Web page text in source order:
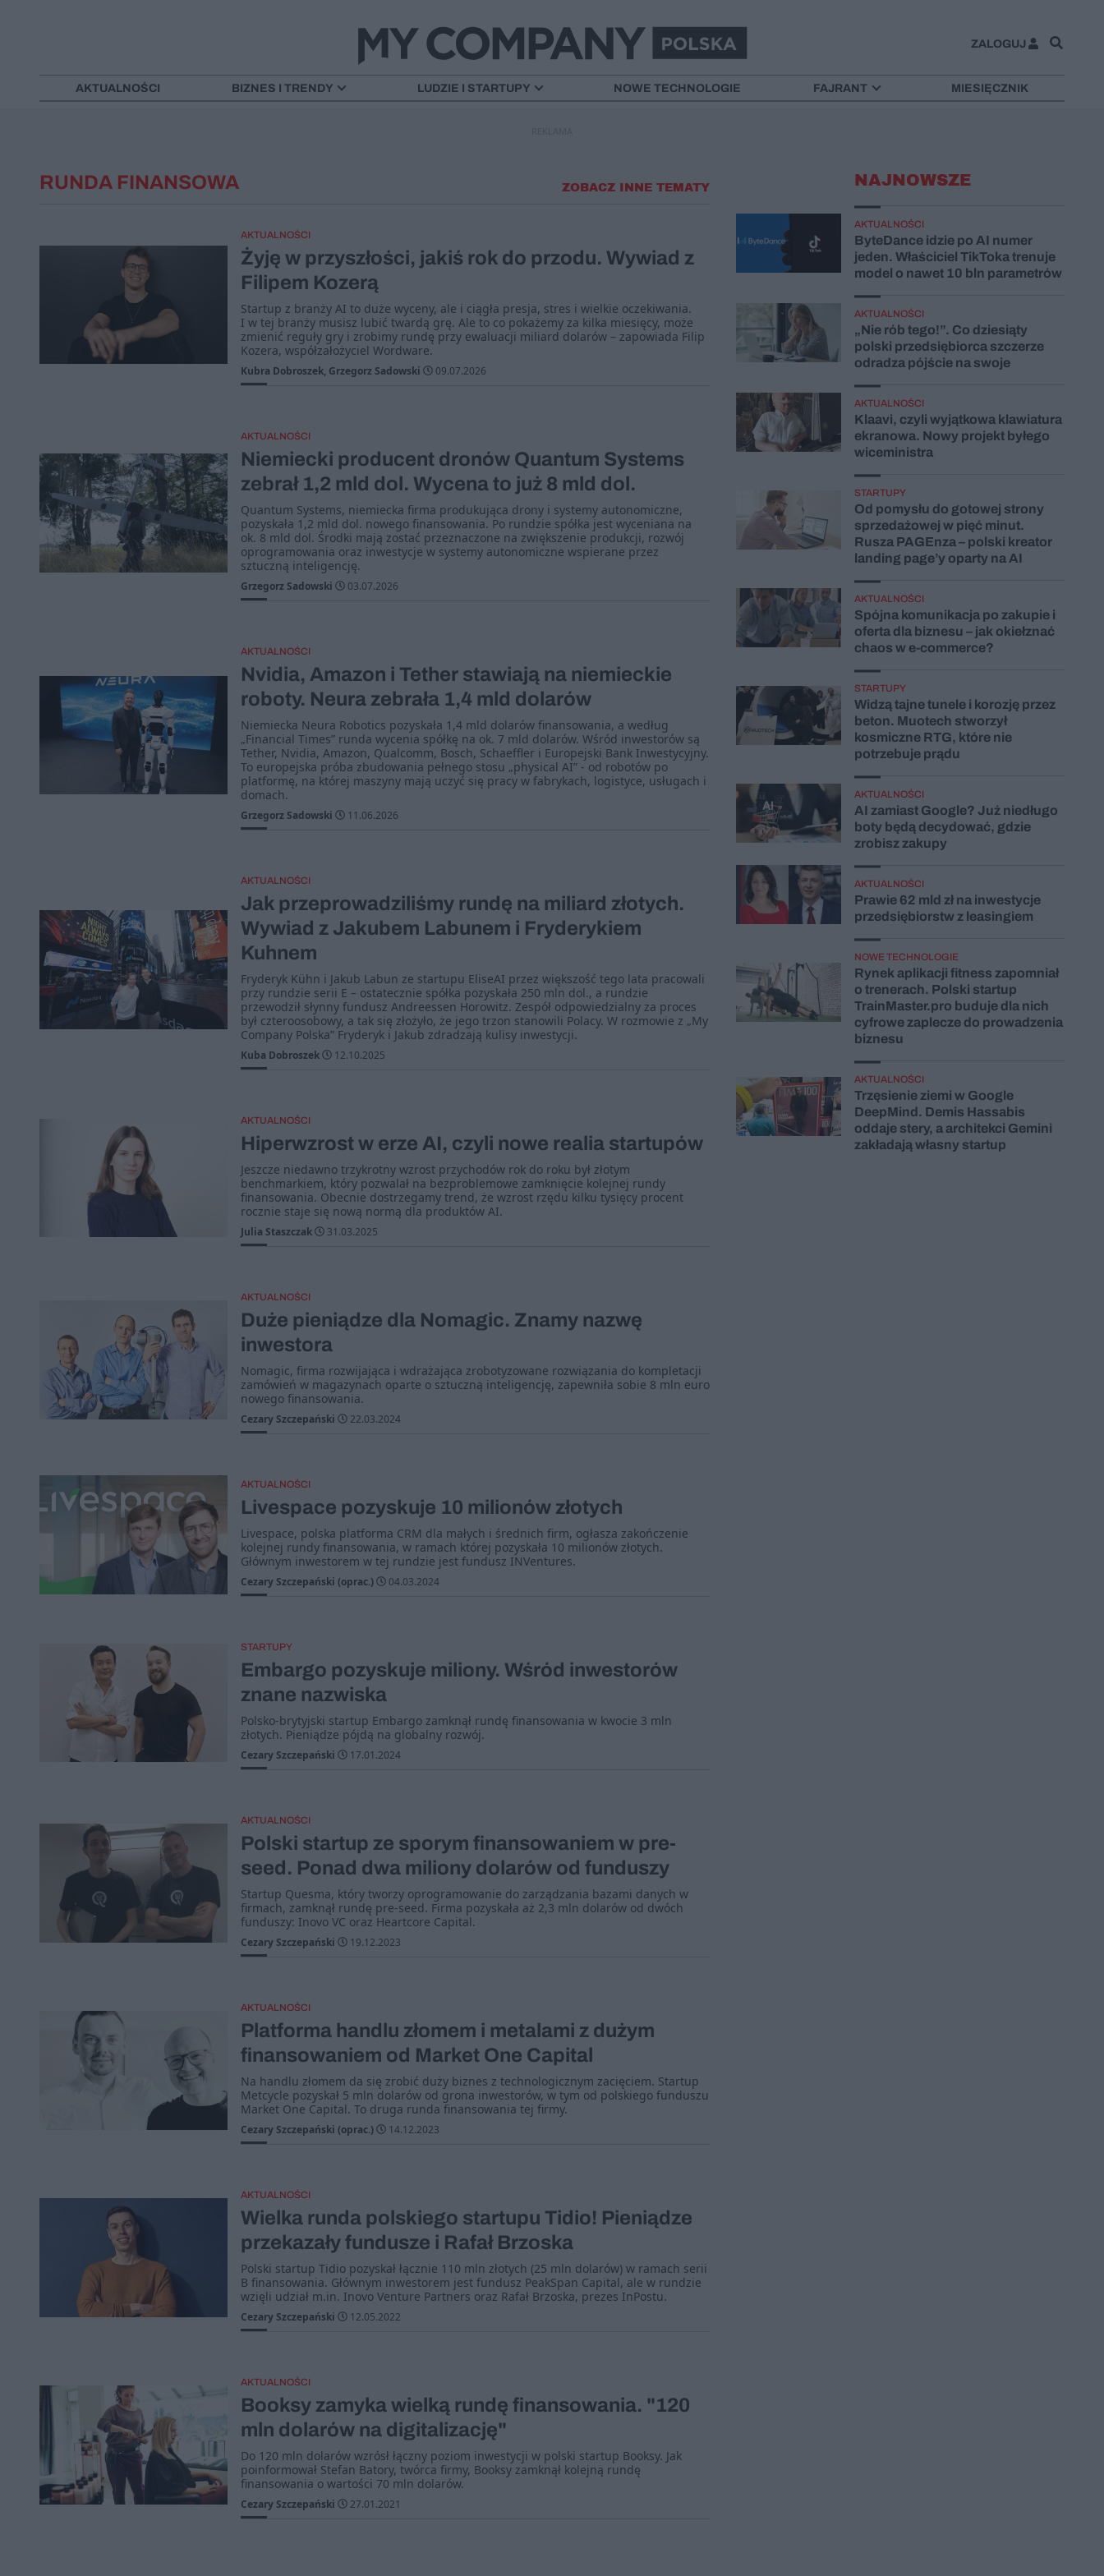
ZALOGUJ
AKTUALNOŚCI BIZNES I TRENDY LUDZIE I STARTUPY NOWE TECHNOLOGIE FAJRANT MIESIĘCZNIK
RUNDA FINANSOWA ZOBACZ INNE TEMATY
AKTUALNOŚCI
Żyję w przyszłości, jakiś rok do przodu. Wywiad z
Filipem Kozerą
Startup z branży AI to duże wyceny, ale i ciągła presja, stres i wielkie oczekiwania.
I w tej branży musisz lubić twardą grę. Ale to co pokażemy za kilka miesięcy, może
zmienić reguły gry i zrobimy rundę przy ewaluacji miliard dolarów – zapowiada Filip
Kozera, współzałożyciel Wordware.
Kubra Dobroszek, Grzegorz Sadowski 09.07.2026
AKTUALNOŚCI
Niemiecki producent dronów Quantum Systems
zebrał 1,2 mld dol. Wycena to już 8 mld dol.
Quantum Systems, niemiecka firma produkująca drony i systemy autonomiczne,
pozyskała 1,2 mld dol. nowego finansowania. Po rundzie spółka jest wyceniana na
ok. 8 mld dol. Środki mają zostać przeznaczone na zwiększenie produkcji, rozwój
oprogramowania oraz inwestycje w systemy autonomiczne wspierane przez
sztuczną inteligencję.
Grzegorz Sadowski 03.07.2026
AKTUALNOŚCI
Nvidia, Amazon i Tether stawiają na niemieckie
roboty. Neura zebrała 1,4 mld dolarów
Niemiecka Neura Robotics pozyskała 1,4 mld dolarów finansowania, a według
„Financial Times” runda wycenia spółkę na ok. 7 mld dolarów. Wśród inwestorów są
Tether, Nvidia, Amazon, Qualcomm, Bosch, Schaeffler i Europejski Bank Inwestycyjny.
To europejska próba zbudowania pełnego stosu „physical AI” - od robotów po
platformę, na której maszyny mają uczyć się pracy w fabrykach, logistyce, usługach i
domach.
Grzegorz Sadowski 11.06.2026
AKTUALNOŚCI
Jak przeprowadziliśmy rundę na miliard złotych.
Wywiad z Jakubem Labunem i Fryderykiem
Kuhnem
Fryderyk Kühn i Jakub Labun ze startupu EliseAI przez większość tego lata pracowali
przy rundzie serii E – ostatecznie spółka pozyskała 250 mln dol., a rundzie
przewodził słynny fundusz Andreessen Horowitz. Zespół odpowiedzialny za proces
był czteroosobowy, a tak się złożyło, że jego trzon stanowili Polacy. W rozmowie z „My
Company Polska” Fryderyk i Jakub zdradzają kulisy inwestycji.
Kuba Dobroszek 12.10.2025
AKTUALNOŚCI
Hiperwzrost w erze AI, czyli nowe realia startupów
Jeszcze niedawno trzykrotny wzrost przychodów rok do roku był złotym
benchmarkiem, który pozwalał na bezproblemowe zamknięcie kolejnej rundy
finansowania. Obecnie dostrzegamy trend, że wzrost rzędu kilku tysięcy procent
rocznie staje się nową normą dla produktów AI.
Julia Staszczak 31.03.2025
AKTUALNOŚCI
Duże pieniądze dla Nomagic. Znamy nazwę
inwestora
Nomagic, firma rozwijająca i wdrażająca zrobotyzowane rozwiązania do kompletacji
zamówień w magazynach oparte o sztuczną inteligencję, zapewniła sobie 8 mln euro
nowego finansowania.
Cezary Szczepański 22.03.2024
AKTUALNOŚCI
Livespace pozyskuje 10 milionów złotych
Livespace, polska platforma CRM dla małych i średnich firm, ogłasza zakończenie
kolejnej rundy finansowania, w ramach której pozyskała 10 milionów złotych.
Głównym inwestorem w tej rundzie jest fundusz INVentures.
Cezary Szczepański (oprac.) 04.03.2024
STARTUPY
Embargo pozyskuje miliony. Wśród inwestorów
znane nazwiska
Polsko-brytyjski startup Embargo zamknął rundę finansowania w kwocie 3 mln
złotych. Pieniądze pójdą na globalny rozwój.
Cezary Szczepański 17.01.2024
AKTUALNOŚCI
Polski startup ze sporym finansowaniem w pre-
seed. Ponad dwa miliony dolarów od funduszy
Startup Quesma, który tworzy oprogramowanie do zarządzania bazami danych w
firmach, zamknął rundę pre-seed. Firma pozyskała aż 2,3 mln dolarów od dwóch
funduszy: Inovo VC oraz Heartcore Capital.
Cezary Szczepański 19.12.2023
AKTUALNOŚCI
Platforma handlu złomem i metalami z dużym
finansowaniem od Market One Capital
Na handlu złomem da się zrobić duży biznes z technologicznym zacięciem. Startup
Metcycle pozyskał 5 mln dolarów od grona inwestorów, w tym od polskiego funduszu
Market One Capital. To druga runda finansowania tej firmy.
Cezary Szczepański (oprac.) 14.12.2023
AKTUALNOŚCI
Wielka runda polskiego startupu Tidio! Pieniądze
przekazały fundusze i Rafał Brzoska
Polski startup Tidio pozyskał łącznie 110 mln złotych (25 mln dolarów) w ramach serii
B finansowania. Głównym inwestorem jest fundusz PeakSpan Capital, ale w rundzie
wzięli udział m.in. Inovo Venture Partners oraz Rafał Brzoska, prezes InPostu.
Cezary Szczepański 12.05.2022
AKTUALNOŚCI
Booksy zamyka wielką rundę finansowania. "120
mln dolarów na digitalizację"
Do 120 mln dolarów wzrósł łączny poziom inwestycji w polski startup Booksy. Jak
poinformował Stefan Batory, twórca firmy, Booksy zamknął kolejną rundę
finansowania o wartości 70 mln dolarów.
Cezary Szczepański 27.01.2021
NAJNOWSZE
AKTUALNOŚCI
ByteDance idzie po AI numer
jeden. Właściciel TikToka trenuje
model o nawet 10 bln parametrów
AKTUALNOŚCI
„Nie rób tego!”. Co dziesiąty
polski przedsiębiorca szczerze
odradza pójście na swoje
AKTUALNOŚCI
Klaavi, czyli wyjątkowa klawiatura
ekranowa. Nowy projekt byłego
wiceministra
STARTUPY
Od pomysłu do gotowej strony
sprzedażowej w pięć minut.
Rusza PAGEnza – polski kreator
landing page’y oparty na AI
AKTUALNOŚCI
Spójna komunikacja po zakupie i
oferta dla biznesu – jak okiełznać
chaos w e-commerce?
STARTUPY
Widzą tajne tunele i korozję przez
beton. Muotech stworzył
kosmiczne RTG, które nie
potrzebuje prądu
AKTUALNOŚCI
AI zamiast Google? Już niedługo
boty będą decydować, gdzie
zrobisz zakupy
AKTUALNOŚCI
Prawie 62 mld zł na inwestycje
przedsiębiorstw z leasingiem
NOWE TECHNOLOGIE
Rynek aplikacji fitness zapomniał
o trenerach. Polski startup
TrainMaster.pro buduje dla nich
cyfrowe zaplecze do prowadzenia
biznesu
AKTUALNOŚCI
Trzęsienie ziemi w Google
DeepMind. Demis Hassabis
oddaje stery, a architekci Gemini
zakładają własny startup